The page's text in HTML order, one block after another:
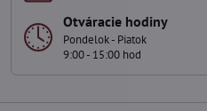
Otváracie hodiny
Pondelok - Piatok
9:00 - 15:00 hod